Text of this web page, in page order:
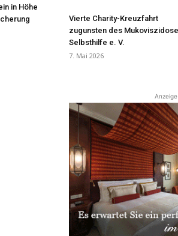
in Höhe
Vierte Charity-Kreuzfahrt
zugunsten des Mukoviszidose
Selbsthilfe e. V.
7. Mai 2026
Anzeige